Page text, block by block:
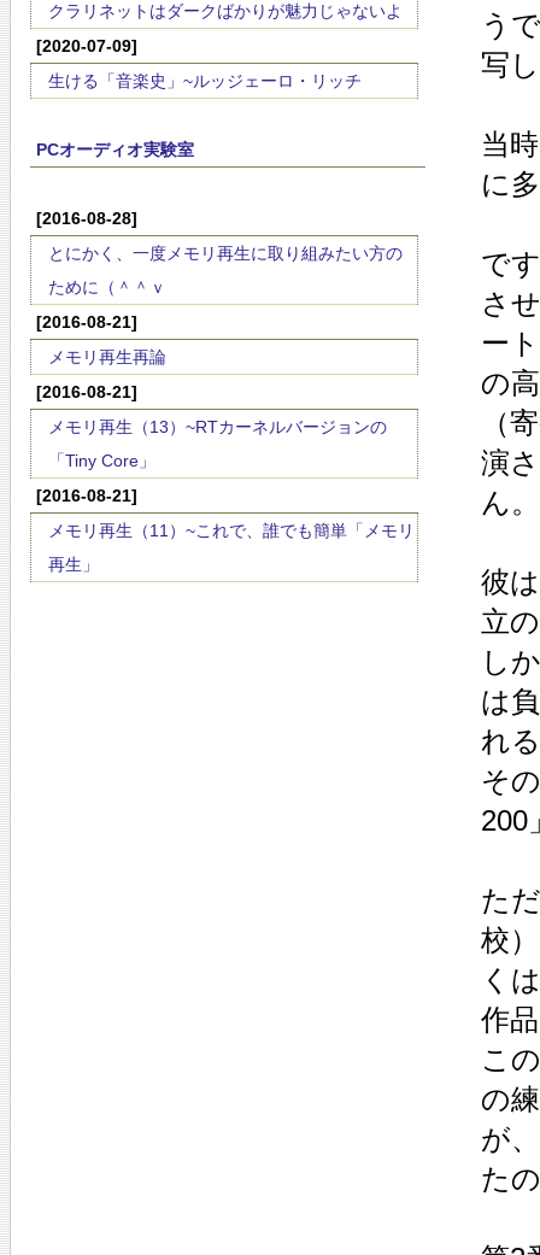
クラリネットはダークばかりが魅力じゃないよ
[2020-07-09]
生ける「音楽史」~ルッジェーロ・リッチ
PCオーディオ実験室
[2016-08-28]
とにかく、一度メモリ再生に取り組みたい方の
ために（＾＾ｖ
[2016-08-21]
メモリ再生再論
[2016-08-21]
メモリ再生（13）~RTカーネルバージョンの
「Tiny Core」
[2016-08-21]
メモリ再生（11）~これで、誰でも簡単「メモリ
再生」
う
写
当
に
で
さ
ー
の
（
演
ん。
彼
立
し
は
れ
そ
200
た
校
く
作
こ
の
が
た